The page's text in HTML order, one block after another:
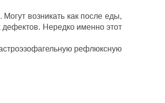
возникать как после еды,
дефектов. Нередко именно этот
рефлюксную